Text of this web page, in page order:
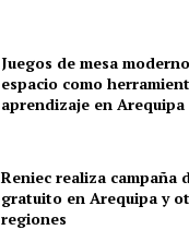
Juegos de mesa
espacio como
aprendizaje en Arequipa
Reniec realiza campaña
gratuito en Arequipa y
regiones